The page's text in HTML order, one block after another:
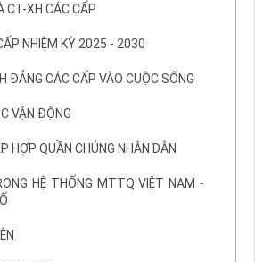
CT-XH CÁC CẤP
NHIỆM KỲ 2025 - 2030
ĐẢNG CÁC CẤP VÀO CUỘC SỐNG
VẬN ĐỘNG
HỢP QUẦN CHÚNG NHÂN DÂN
HỆ THỐNG MTTQ VIỆT NAM -